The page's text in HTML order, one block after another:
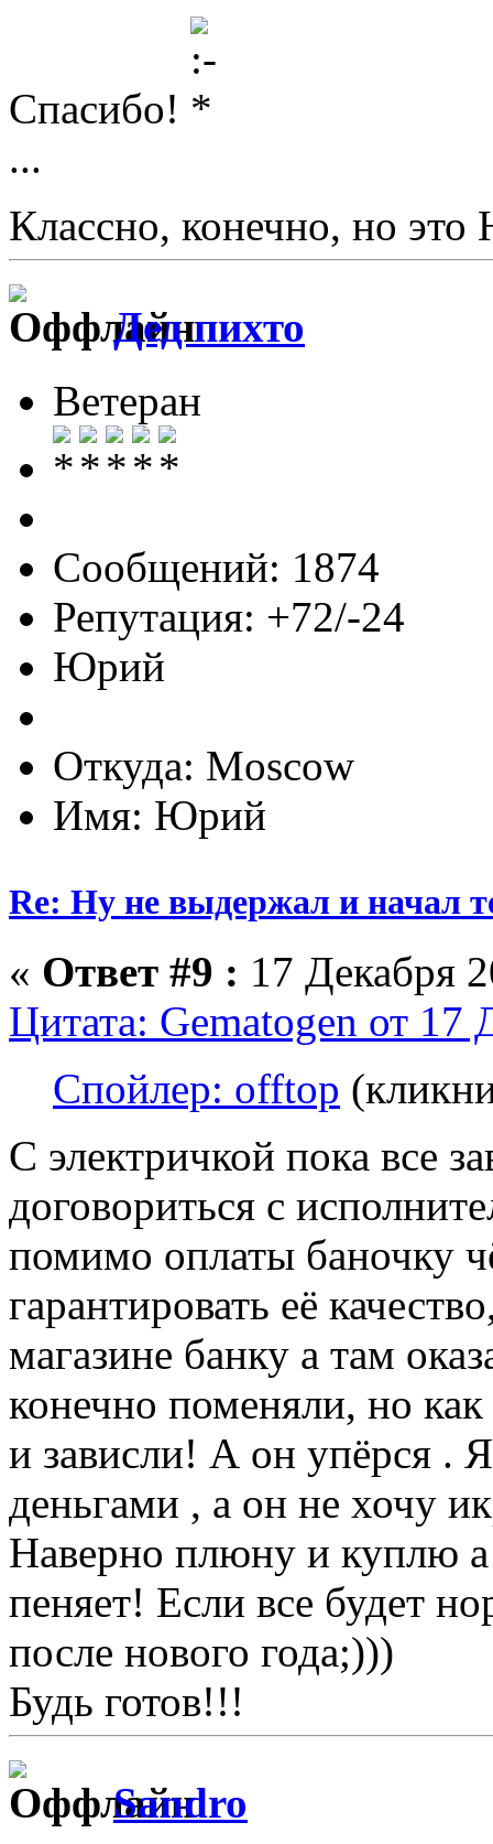
Спасибо!
...
Классно, конечно, но это
Дед пихто
Ветеран
Сообщений: 1874
Репутация: +72/-24
Юрий
Откуда: Moscow
Имя: Юрий
Re: Ну не выдержал и начал
« Ответ #9 : 17 Декабря
Цитата: Gematogen от 17
Спойлер: offtop
С электричкой пока все
договориться с
помимо оплаты баночку
гарантировать её
магазине банку а там
конечно поменяли, но
и зависли! А он упёрся .
деньгами , а он не хочу
Наверно плюну и куплю а
пеняет! Если все будет
после нового года;)))
Будь готов!!!
Sandro